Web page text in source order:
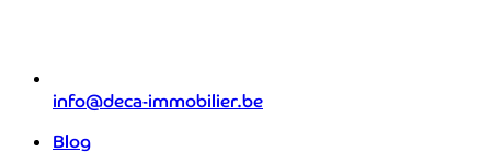
info@deca-immobilier.be
Blog